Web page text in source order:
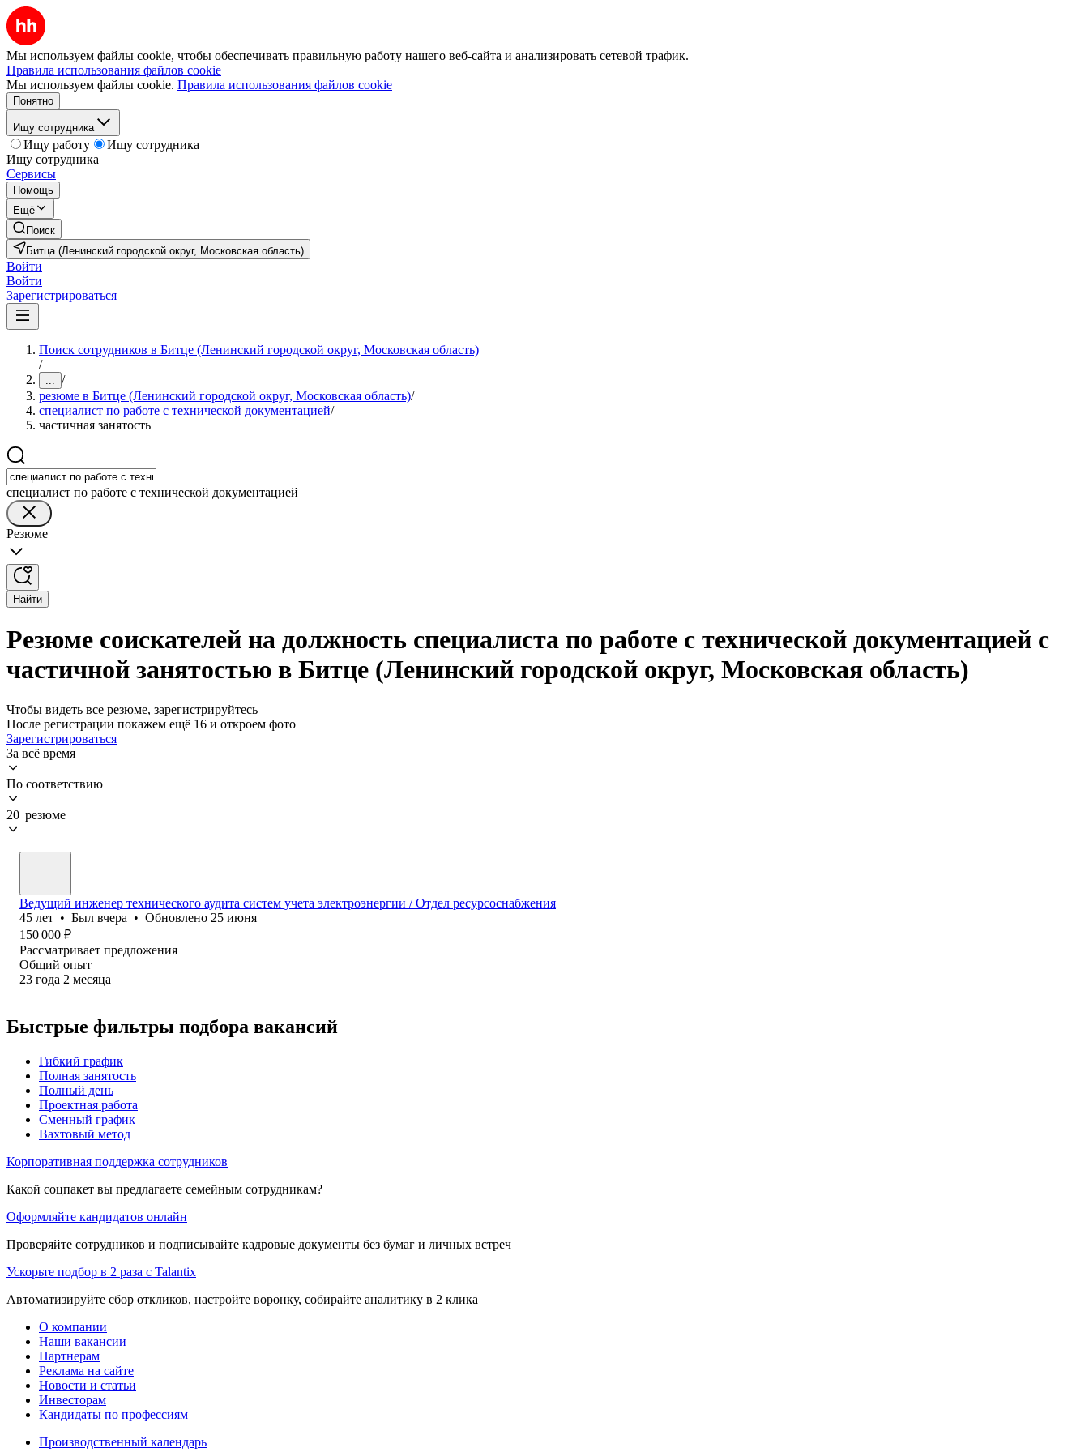
Мы используем файлы cookie, чтобы обеспечивать правильную работу нашего веб-сайта и анализировать сетевой трафик.
Правила использования файлов cookie
Мы используем файлы cookie. Правила использования файлов cookie
Понятно
Ищу сотрудника
Ищу работу
Ищу сотрудника
Ищу сотрудника
Сервисы
Помощь
Ещё
Поиск
Битца (Ленинский городской округ, Московская область)
Войти
Войти
Зарегистрироваться
Поиск сотрудников в Битце (Ленинский городской округ, Московская область)
/
... /
резюме в Битце (Ленинский городской округ, Московская область)/
специалист по работе с технической документацией/
частичная занятость
специалист по работе с технической документацией
Резюме
Найти
Резюме соискателей на должность специалиста по работе с технической документацией с
частичной занятостью в Битце (Ленинский городской округ, Московская область)
Чтобы видеть все резюме, зарегистрируйтесь
После регистрации покажем ещё 16 и откроем фото
Зарегистрироваться
За всё время
По соответствию
20 резюме
Ведущий инженер технического аудита систем учета электроэнергии / Отдел ресурсоснабжения
45 лет • Был вчера • Обновлено 25 июня
150 000 ₽
Рассматривает предложения
Общий опыт
23 года 2 месяца
Быстрые фильтры подбора вакансий
Гибкий график
Полная занятость
Полный день
Проектная работа
Сменный график
Вахтовый метод
Корпоративная поддержка сотрудников
Какой соцпакет вы предлагаете семейным сотрудникам?
Оформляйте кандидатов онлайн
Проверяйте сотрудников и подписывайте кадровые документы без бумаг и личных встреч
Ускорьте подбор в 2 раза с Talantix
Автоматизируйте сбор откликов, настройте воронку, собирайте аналитику в 2 клика
О компании
Наши вакансии
Партнерам
Реклама на сайте
Новости и статьи
Инвесторам
Кандидаты по профессиям
Производственный календарь